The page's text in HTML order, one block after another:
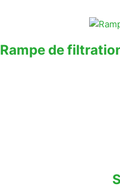
Rampe de